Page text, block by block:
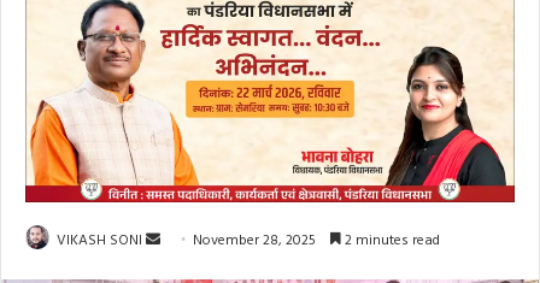
VIKASH SONI
Send November 28, 2025 2 minutes read